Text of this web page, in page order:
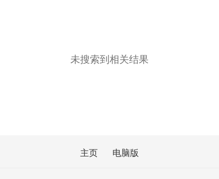
未搜索到相关结果
主页 电脑版